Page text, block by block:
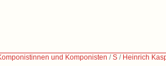
und Komponisten /S / Heinrich